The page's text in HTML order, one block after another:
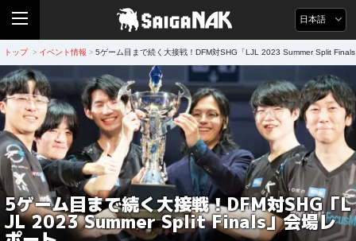
日本語
トップ > イベント情報 > 5ゲーム目まで続く大接戦！DFM対SHG「LJL 2023 Summer Split
5ゲーム目まで続く大接戦！DFM対SHG「L
JL 2023 Summer Split Finals」会場レ